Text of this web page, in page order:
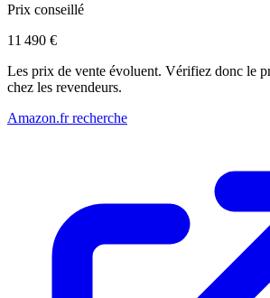
Prix conseillé
11 490 €
Les prix de vente évoluent. Vérifiez donc le
chez les revendeurs.
Amazon.fr recherche